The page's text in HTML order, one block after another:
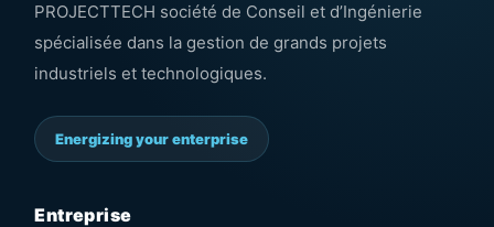
PROJECTTECH société de Conseil et d’Ingénierie
spécialisée dans la gestion de grands projets
industriels et technologiques.
Energizing your enterprise
Entreprise